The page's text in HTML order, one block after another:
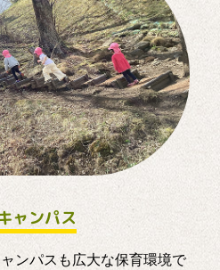
ャンパス
ンパスも広大な保育環境で